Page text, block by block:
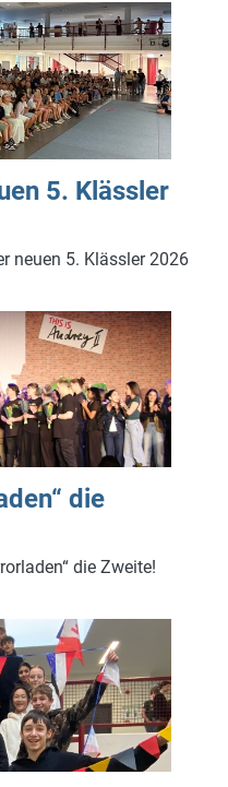
5. Klässler
neuen 5. Klässler 2026
die
die Zweite!